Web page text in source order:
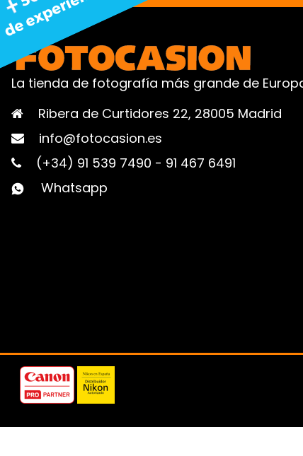
La tienda de fotografía más grande de
Ribera de Curtidores 22, 28005 Madrid
info@fotocasion.es
(+34) 91 539 7490 - 91 467 6491
Whatsapp